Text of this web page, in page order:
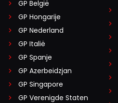
GP België
GP Hongarije
GP Nederland
GP Italië
GP Spanje
GP Azerbeidzjan
GP Singapore
GP Verenigde Staten